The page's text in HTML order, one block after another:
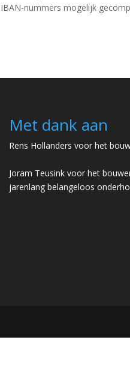
nummers mogelijk
Met dank aan
Rens Hollanders voor het
Joram Teusink voor het
jarenlang belangeloos